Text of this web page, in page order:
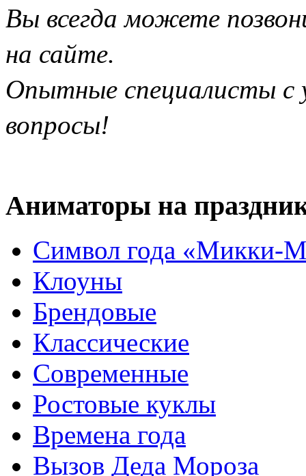
Вы всегда можете
на сайте.
Опытные специалисты с
вопросы!
Аниматоры на
Символ года «Микки-
Клоуны
Брендовые
Классические
Современные
Ростовые куклы
Времена года
Вызов Деда Мороза